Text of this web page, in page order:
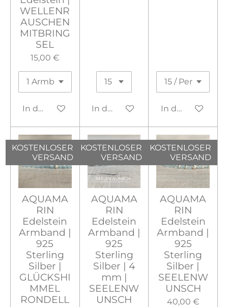
WELLENR
AUSCHEN
MITBRING
SEL
15,00 €
In den WarenkorbIn den WarenkorbIn den
KOSTENLOSER
VERSAND
AQUAMA
RIN
Edelstein
Armband |
925
Sterling
Silber |
GLÜCKSHI
MMEL
RONDELL
KOSTENLOSER
VERSAND
AQUAMA
RIN
Edelstein
Armband |
925
Sterling
Silber | 4
mm |
SEELENW
UNSCH
KOSTENLOSER
VERSAND
AQUAMA
RIN
Edelstein
Armband |
925
Sterling
Silber |
SEELENW
UNSCH
40,00 €